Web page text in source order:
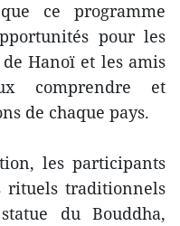
ce programme
pour les
Hanoï et les amis
comprendre et
de chaque pays.
les participants
rituels traditionnels
du Bouddha,